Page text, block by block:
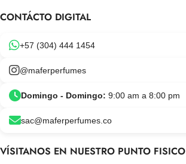
CONTÁCTO DIGITAL
+57 (304) 444 1454
@maferperfumes
Domingo - Domingo: 9:00 am a 8:00 pm
sac@maferperfumes.co
VÍSITANOS EN NUESTRO PUNTO FISICO